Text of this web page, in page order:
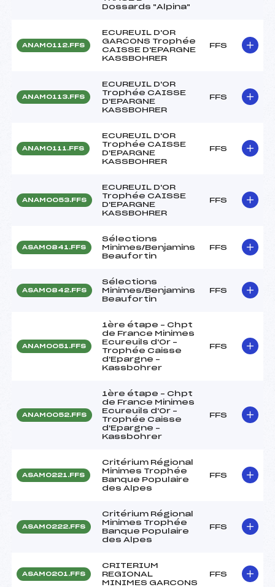
Dossards "Alpina"
ANAM0112.FFS
ECUREUIL D'OR
GARCONS Trophée
CAISSE D'EPARGNE
KASSBOHRER
FFS
ANAM0113.FFS
ECUREUIL D'OR
Trophée CAISSE
D'EPARGNE
KASSBOHRER
FFS
ANAM0111.FFS
ECUREUIL D'OR
Trophée CAISSE
D'EPARGNE
KASSBOHRER
FFS
ANAM0053.FFS
ECUREUIL D'OR
Trophée CAISSE
D'EPARGNE
KASSBOHRER
FFS
ASAM0841.FFS
Sélections
Minimes/Benjamins
Beaufortin
FFS
ASAM0842.FFS
Sélections
Minimes/Benjamins
Beaufortin
FFS
ANAM0051.FFS
1ère étape – Chpt
de France Minimes
Ecureuils d'Or –
Trophée Caisse
d'Epargne –
Kassbohrer
FFS
ANAM0052.FFS
1ère étape – Chpt
de France Minimes
Ecureuils d'Or –
Trophée Caisse
d'Epargne –
Kassbohrer
FFS
ASAM0221.FFS
Critérium Régional
Minimes Trophée
Banque Populaire
des Alpes
FFS
ASAM0222.FFS
Critérium Régional
Minimes Trophée
Banque Populaire
des Alpes
FFS
ASAM0201.FFS
CRITERIUM
REGIONAL
MINIMES GARCONS
FFS